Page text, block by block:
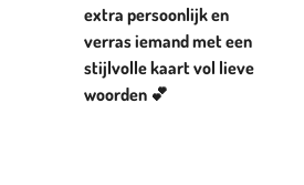
extra persoonlijk en
verras iemand met een
stijlvolle kaart vol lieve
woorden 💕